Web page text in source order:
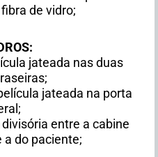
de vidro;
jateada nas duas
jateada na porta
entre a cabine
do paciente;